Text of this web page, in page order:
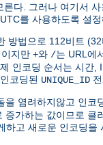
다. 그러나 여기서
를 사용하도록 설
방법으로 112비트
이지만 +와 /는 URL에
인코딩 순서는 시
코딩된 UNIQUE_ID
을 염려하지않고 인
가하는 값이므로
하고 새로운 인코딩을